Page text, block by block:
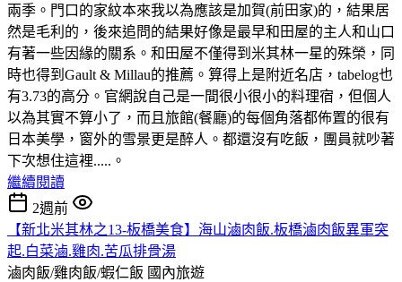
兩季。門口的家紋本來我以為應該是加賀(前田家)的，結果居
然是毛利的，後來追問的結果好像是最早和田屋的主人和山口
有著一些因緣的關系。和田屋不僅得到米其林一星的殊榮，同
時也得到Gault & Millau的推薦。算得上是附近名店，tabelog也
有3.73的高分。官網說自己是一間很小很小的料理宿，但個人
以為其實不算小了，而且旅館(餐廳)的每個角落都佈置的很有
日本美學，窗外的雪景更是醉人。都還沒有吃飯，團員就吵著
下次想住這裡.....。
繼續閱讀
2週前
【新北米其林之13-板橋美食】海山滷肉飯.板橋滷肉飯異軍突
起.白菜滷.雞肉.苦瓜排骨湯
滷肉飯/雞肉飯/蝦仁飯 國內旅遊